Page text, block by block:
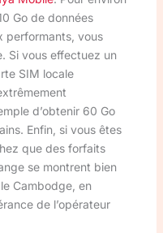
Go de données
performants, vous
Si vous effectuez un
SIM locale
d’obtenir 60 Go
Enfin, si vous êtes
que des forfaits
se montrent bien
Cambodge, en
de l’opérateur